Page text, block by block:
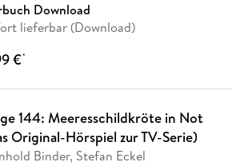
Download
lieferbar (Download)
€*
144: Meeresschildkröte in Not
Original-Hörspiel zur TV-Serie)
Binder, Stefan Eckel